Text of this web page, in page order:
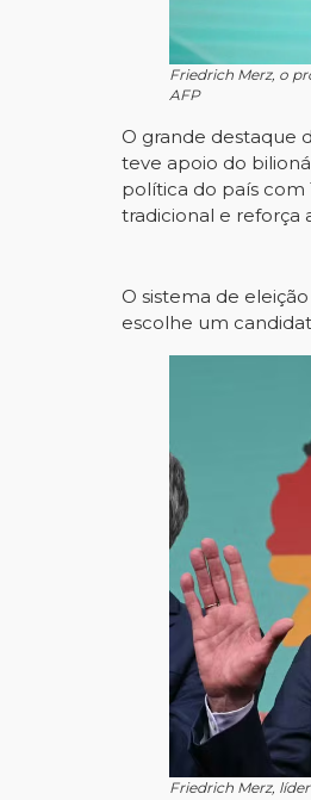
Friedrich Merz, o
AFP
O grande destaque
teve apoio do
política do país com
tradicional e reforça
O sistema de
escolhe um
Friedrich Merz,